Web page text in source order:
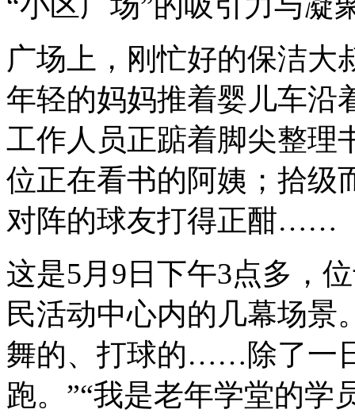
广场上，刚忙好的保洁大
年轻的妈妈推着婴儿车沿
工作人员正踮着脚尖整理
位正在看书的阿姨；拾级
对阵的球友打得正酣……
这是5月9日下午3点多，
民活动中心内的几幕场景
舞的、打球的……除了一
跑。”“我是老年学堂的学